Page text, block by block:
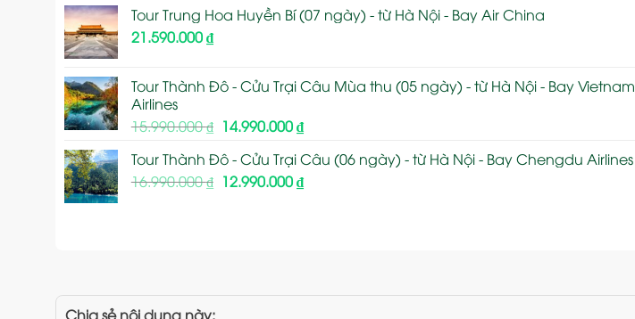
Tour Trung Hoa Huyền Bí (07 ngày) - từ Hà Nội - Bay Air China
21.590.000₫
Tour Thành Đô - Cửu Trại Câu Mùa thu (05 ngày) - từ Hà Nội - Bay Vietnam
Airlines
15.990.000₫ Giá
là:
15.990.000 ₫.
14.990.000₫Giá
tại
là:
Tour Thành Đô - Cửu Trại Câu (06 ngày) - từ Hà Nội - Bay Chengdu Airlines
16.990.000₫ Giá
12.990.000₫Giá
Chia sẻ nội dung này: